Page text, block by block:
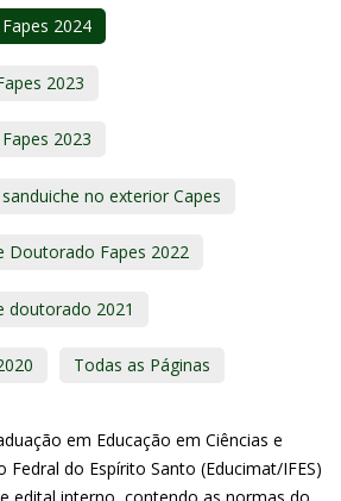
2024
2023
2023
no exterior Capes
Doutorado Fapes 2022
doutorado 2021
Todas as Páginas
em Educação em Ciências e
do Espírito Santo (Educimat/IFES)
edital interno, contendo as normas do